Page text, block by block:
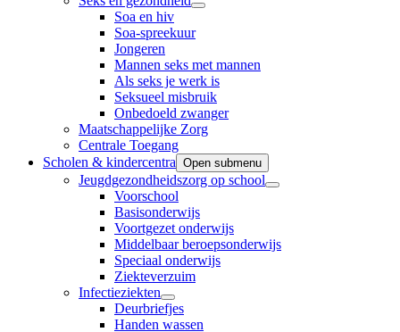
Soa en hiv
Soa-spreekuur
Jongeren
Mannen seks met mannen
Als seks je werk is
Seksueel misbruik
Onbedoeld zwanger
Maatschappelijke Zorg
Centrale Toegang
Scholen & kindercentra Open submenu
Jeugdgezondheidszorg op school
Voorschool
Basisonderwijs
Voortgezet onderwijs
Middelbaar beroepsonderwijs
Speciaal onderwijs
Ziekteverzuim
Infectieziekten
Deurbriefjes
Handen wassen